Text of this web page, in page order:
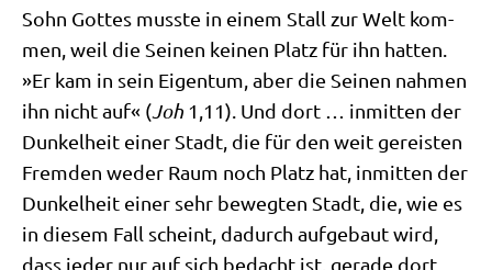
Sohn Got­tes muss­te in einem Stall zur Welt kom­
men, weil die Sei­nen kei­nen Platz für ihn hat­ten.
»Er kam in sein Eigen­tum, aber die Sei­nen nah­men
ihn nicht auf« (Joh 1,11). Und dort … inmit­ten der
Dun­kel­heit einer Stadt, die für den weit gerei­sten
Frem­den weder Raum noch Platz hat, inmit­ten der
Dun­kel­heit einer sehr beweg­ten Stadt, die, wie es
in die­sem Fall scheint, dadurch auf­ge­baut wird,
dass jeder nur auf sich bedacht ist, gera­de dort